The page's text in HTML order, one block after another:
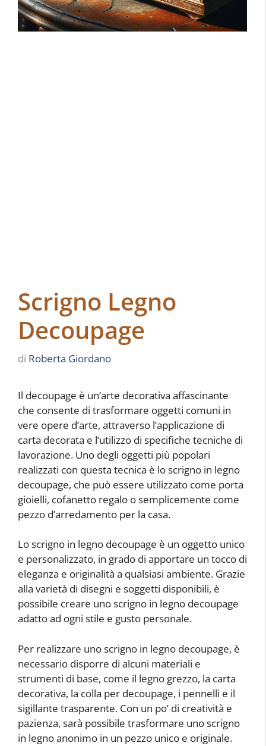
Scrigno Legno
Decoupage
di Roberta Giordano
Il decoupage è un’arte decorativa affascinante
che consente di trasformare oggetti comuni in
vere opere d’arte, attraverso l’applicazione di
carta decorata e l’utilizzo di specifiche tecniche di
lavorazione. Uno degli oggetti più popolari
realizzati con questa tecnica è lo scrigno in legno
decoupage, che può essere utilizzato come porta
gioielli, cofanetto regalo o semplicemente come
pezzo d’arredamento per la casa.
Lo scrigno in legno decoupage è un oggetto unico
e personalizzato, in grado di apportare un tocco di
eleganza e originalità a qualsiasi ambiente. Grazie
alla varietà di disegni e soggetti disponibili, è
possibile creare uno scrigno in legno decoupage
adatto ad ogni stile e gusto personale.
Per realizzare uno scrigno in legno decoupage, è
necessario disporre di alcuni materiali e
strumenti di base, come il legno grezzo, la carta
decorativa, la colla per decoupage, i pennelli e il
sigillante trasparente. Con un po’ di creatività e
pazienza, sarà possibile trasformare uno scrigno
in legno anonimo in un pezzo unico e originale.